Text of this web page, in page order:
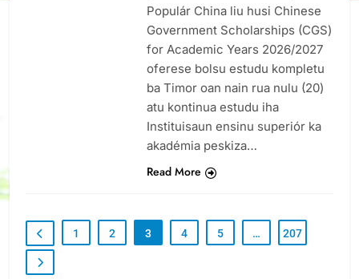
Populár China liu husi Chinese
Government Scholarships (CGS)
for Academic Years 2026/2027
oferese bolsu estudu kompletu
ba Timor oan nain rua nulu (20)
atu kontinua estudu iha
Instituisaun ensinu superiór ka
akadémia peskiza…
Read More
1 2 3 4 5 … 207